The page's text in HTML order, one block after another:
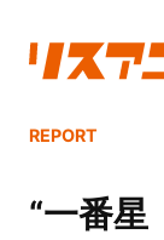
REPORT
“一番星